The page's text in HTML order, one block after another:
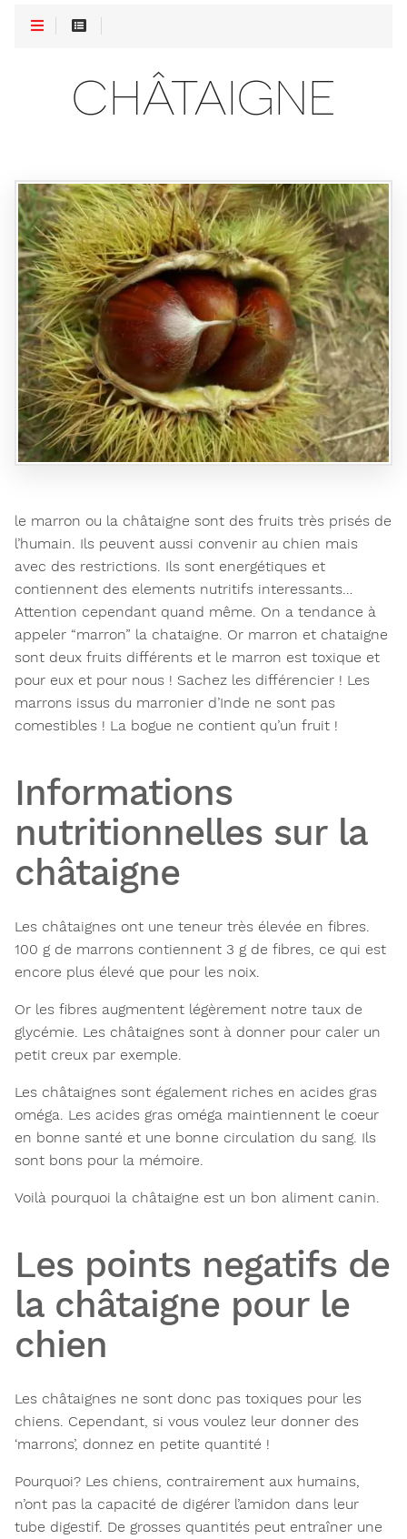
CHÂTAIGNE
le marron ou la châtaigne sont des fruits très prisés de
l’humain. Ils peuvent aussi convenir au chien mais
avec des restrictions. Ils sont energétiques et
contiennent des elements nutritifs interessants…
Attention cependant quand même. On a tendance à
appeler “marron” la chataigne. Or marron et chataigne
sont deux fruits différents et le marron est toxique et
pour eux et pour nous ! Sachez les différencier ! Les
marrons issus du marronier d’Inde ne sont pas
comestibles ! La bogue ne contient qu’un fruit !
Informations
nutritionnelles sur la
châtaigne
Les châtaignes ont une teneur très élevée en fibres.
100 g de marrons contiennent 3 g de fibres, ce qui est
encore plus élevé que pour les noix.
Or les fibres augmentent légèrement notre taux de
glycémie. Les châtaignes sont à donner pour caler un
petit creux par exemple.
Les châtaignes sont également riches en acides gras
oméga. Les acides gras oméga maintiennent le coeur
en bonne santé et une bonne circulation du sang. Ils
sont bons pour la mémoire.
Voilà pourquoi la châtaigne est un bon aliment canin.
Les points negatifs de
la châtaigne pour le
chien
Les châtaignes ne sont donc pas toxiques pour les
chiens. Cependant, si vous voulez leur donner des
‘marrons’, donnez en petite quantité !
Pourquoi? Les chiens, contrairement aux humains,
n’ont pas la capacité de digérer l’amidon dans leur
tube digestif. De grosses quantités peut entraîner une